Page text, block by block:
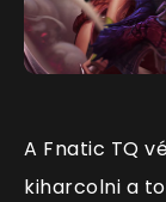
A Fnatic TQ
kiharcolni a